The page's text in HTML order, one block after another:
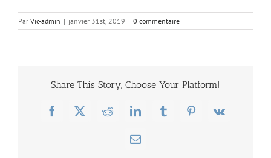
Par Vic-admin | janvier 31st, 2019 | 0 commentaire
Share This Story, Choose Your Platform!
Facebook
X RedditLinkedInTumblrPinterest
Vk
Email